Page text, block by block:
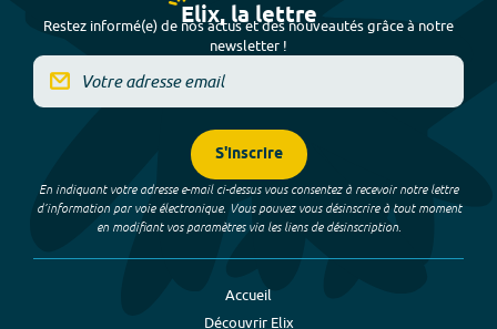
Elix, la lettre
Restez informé(e) de nos actus et des nouveautés grâce à notre
newsletter !
S'inscrire
En indiquant votre adresse e-mail ci-dessus vous consentez à recevoir notre lettre
d’information par voie électronique. Vous pouvez vous désinscrire à tout moment
en modifiant vos paramètres via les liens de désinscription.
Accueil
Découvrir Elix